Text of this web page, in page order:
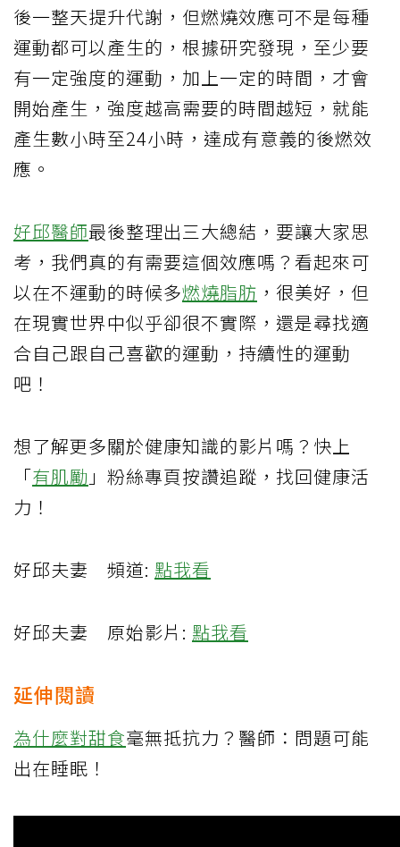
後一整天提升代謝，但燃燒效應可不是每種
運動都可以產生的，根據研究發現，至少要
有一定強度的運動，加上一定的時間，才會
開始產生，強度越高需要的時間越短，就能
產生數小時至24小時，達成有意義的後燃效
應。
好邱醫師最後整理出三大總結，要讓大家思
考，我們真的有需要這個效應嗎？看起來可
以在不運動的時候多燃燒脂肪 ，很美好，但
在現實世界中似乎卻很不實際，還是尋找適
合自己跟自己喜歡的運動，持續性的運動
吧！
想了解更多關於健康知識的影片嗎？快上
「有肌勵 」粉絲專頁按讚追蹤，找回健康活
力！
好邱夫妻 頻道: 點我看
好邱夫妻 原始影片: 點我看
延伸閱讀
為什麼對甜食毫無抵抗力？醫師：問題可能
出在睡眠！